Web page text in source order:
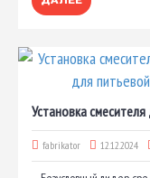
fabrikator 12.12.2024